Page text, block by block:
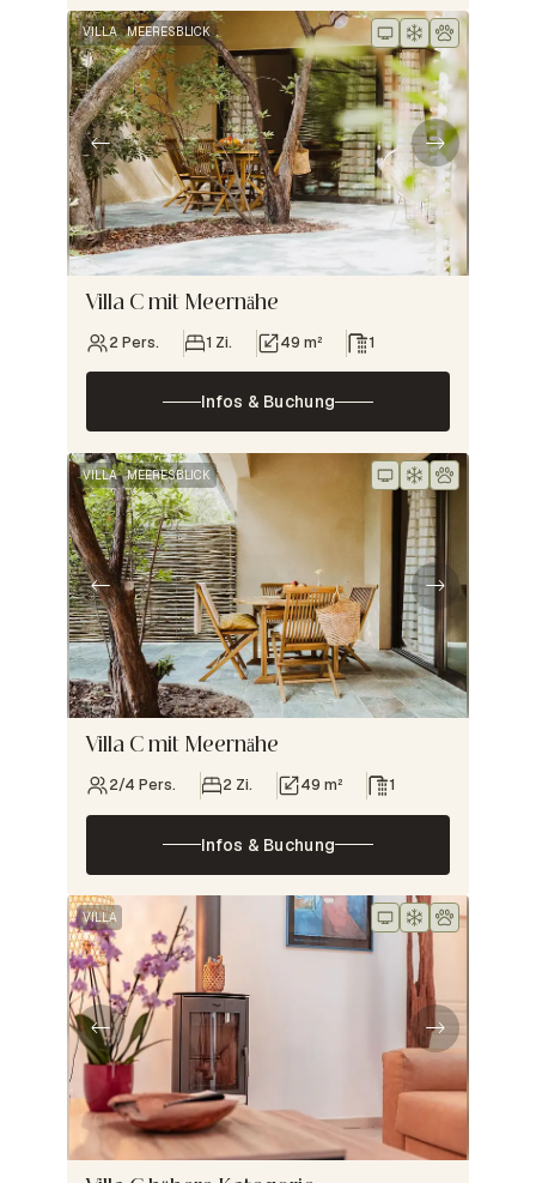
VILLA MEERESBLICK
Villa C mit Meernähe
2 Pers. 1 Zi. 49 m² 1
Infos & Buchung
VILLA MEERESBLICK
Villa C mit Meernähe
2/4 Pers. 2 Zi. 49 m² 1
Infos & Buchung
VILLA